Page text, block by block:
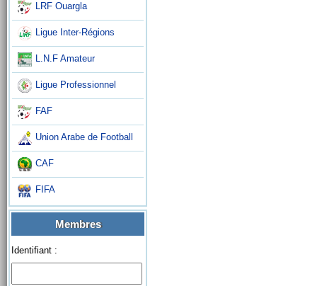
LRF Ouargla
Ligue Inter-Régions
L.N.F Amateur
Ligue Professionnel
FAF
Union Arabe de Football
CAF
FIFA
Membres
Identifiant :